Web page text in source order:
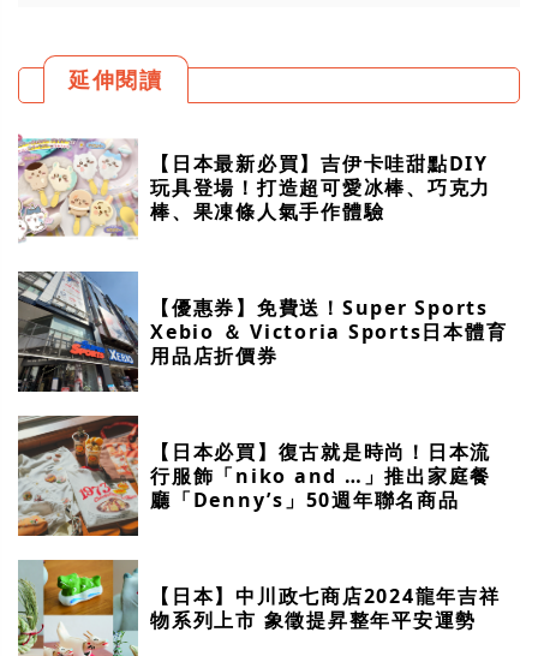
延伸閱讀
【日本最新必買】吉伊卡哇甜點DIY
玩具登場！打造超可愛冰棒、巧克力
棒、果凍條人氣手作體驗
【優惠券】免費送！Super Sports
Xebio ＆ Victoria Sports日本體育
用品店折價券
【日本必買】復古就是時尚！日本流
行服飾「niko and …」推出家庭餐
廳「Denny’s」50週年聯名商品
【日本】中川政七商店2024龍年吉祥
物系列上市 象徵提昇整年平安運勢